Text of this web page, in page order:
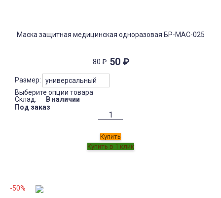
Маска защитная медицинская одноразовая БР-МАС-025
80 ₽ 50 ₽
Размер:
Выберите опции товара
Склад:
В наличии
Под заказ
Купить
-50%